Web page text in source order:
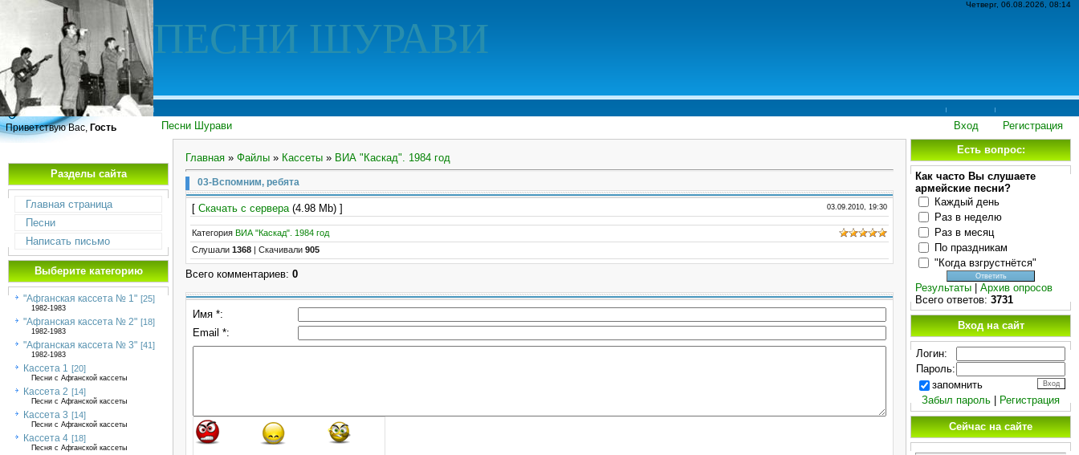
Четверг, 06.08.2026, 08:14
ПЕСНИ ШУРАВИ
Песни Шурави Регистрация
Вход
Приветствую Вас, Гость
Разделы сайта
Главная страница
Песни
Написать письмо
Выберите категорию
"Афганская кассета № 1" [25]
1982-1983
"Афганская кассета № 2" [18]
1982-1983
"Афганская кассета № 3" [41]
1982-1983
Кассета 1 [20]
Песни с Афганской кассеты
Кассета 2 [14]
Песни с Афганской кассеты
Кассета 3 [14]
Песни с Афганской кассеты
Кассета 4 [18]
Песня с Афганской кассеты
Главная » Файлы » Кассеты » ВИА "Каскад". 1984 год
03-Вспомним, ребята
[ Скачать с сервера(4.98 Mb) ] 03.09.2010, 19:30
Категория ВИА "Каскад". 1984 год
Слушали 1368 Скачивали 905
Всего комментариев: 0
Имя *:
Email *:
Есть вопрос:
Как часто Вы слушаете
армейские песни?
Каждый день
Раз в неделю
Раз в месяц
По праздникам
"Когда взгрустнётся"
Результаты
Архив опросов
Всего ответов: 3731
Вход на сайт
Логин:
Пароль:
запомнить
Забыл пароль
Регистрация
Сейчас на сайте